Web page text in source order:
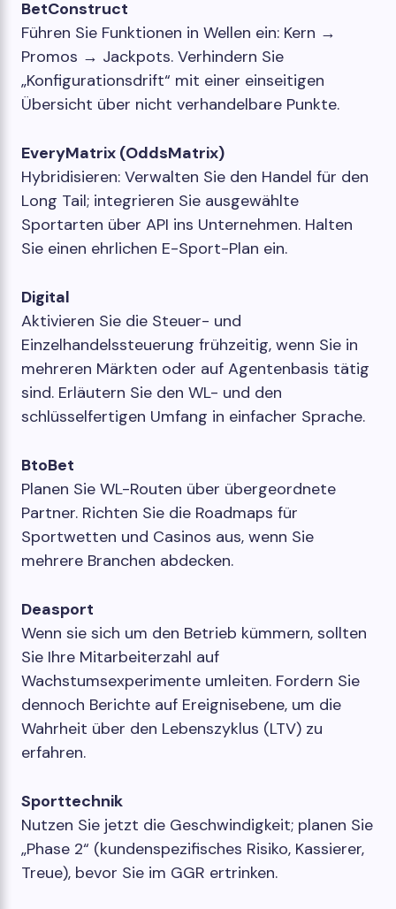
BetConstruct
Führen Sie Funktionen in Wellen ein: Kern →
Promos → Jackpots. Verhindern Sie
„Konfigurationsdrift“ mit einer einseitigen
Übersicht über nicht verhandelbare Punkte.
EveryMatrix (OddsMatrix)
Hybridisieren: Verwalten Sie den Handel für den
Long Tail; integrieren Sie ausgewählte
Sportarten über API ins Unternehmen. Halten
Sie einen ehrlichen E-Sport-Plan ein.
Digital
Aktivieren Sie die Steuer- und
Einzelhandelssteuerung frühzeitig, wenn Sie in
mehreren Märkten oder auf Agentenbasis tätig
sind. Erläutern Sie den WL- und den
schlüsselfertigen Umfang in einfacher Sprache.
BtoBet
Planen Sie WL-Routen über übergeordnete
Partner. Richten Sie die Roadmaps für
Sportwetten und Casinos aus, wenn Sie
mehrere Branchen abdecken.
Deasport
Wenn sie sich um den Betrieb kümmern, sollten
Sie Ihre Mitarbeiterzahl auf
Wachstumsexperimente umleiten. Fordern Sie
dennoch Berichte auf Ereignisebene, um die
Wahrheit über den Lebenszyklus (LTV) zu
erfahren.
Sporttechnik
Nutzen Sie jetzt die Geschwindigkeit; planen Sie
„Phase 2“ (kundenspezifisches Risiko, Kassierer,
Treue), bevor Sie im GGR ertrinken.